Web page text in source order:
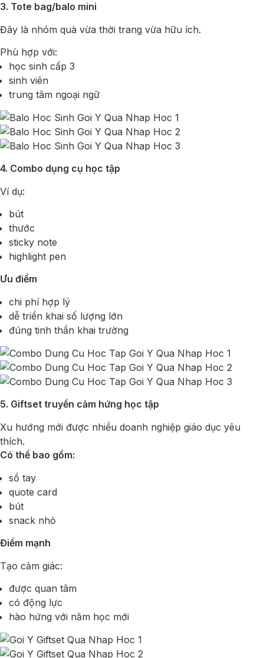
3. Tote bag/balo mini
Đây là nhóm quà vừa thời trang vừa hữu ích.
Phù hợp với:
học sinh cấp 3
sinh viên
trung tâm ngoại ngữ
4. Combo dụng cụ học tập
Ví dụ:
bút
thước
sticky note
highlight pen
Ưu điểm
chi phí hợp lý
dễ triển khai số lượng lớn
đúng tinh thần khai trường
5. Giftset truyền cảm hứng học tập
Xu hướng mới được nhiều doanh nghiệp giáo dục yêu
thích.
Có thể bao gồm:
sổ tay
quote card
bút
snack nhỏ
Điểm mạnh
Tạo cảm giác:
được quan tâm
có động lực
hào hứng với năm học mới